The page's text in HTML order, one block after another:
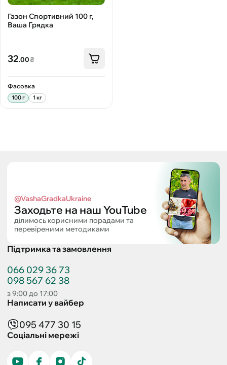
Газон Спортивний 100 г,
Ваша Грядка
32.00₴
Фасовка
100 г 1 кг
@VashaGradkaUkraine
Заходьте на наш YouTube
ділимось корисними порадами та
перевіреними методиками
Підтримка та замовлення
066 029 36 73
098 567 62 38
з 9:00 до 17:00
Написати у вайбер
095 477 30 15
Соціальні мережі